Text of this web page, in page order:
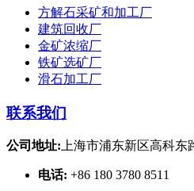
方解石采矿和加工厂
建筑回收厂
金矿浓缩厂
铁矿选矿厂
滑石加工厂
联系我们
公司地址: 上海市浦东新区高科东
电话: +86 180 3780 8511